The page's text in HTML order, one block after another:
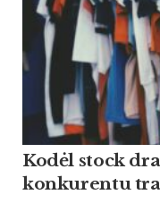
Kodėl stock
konkurentu